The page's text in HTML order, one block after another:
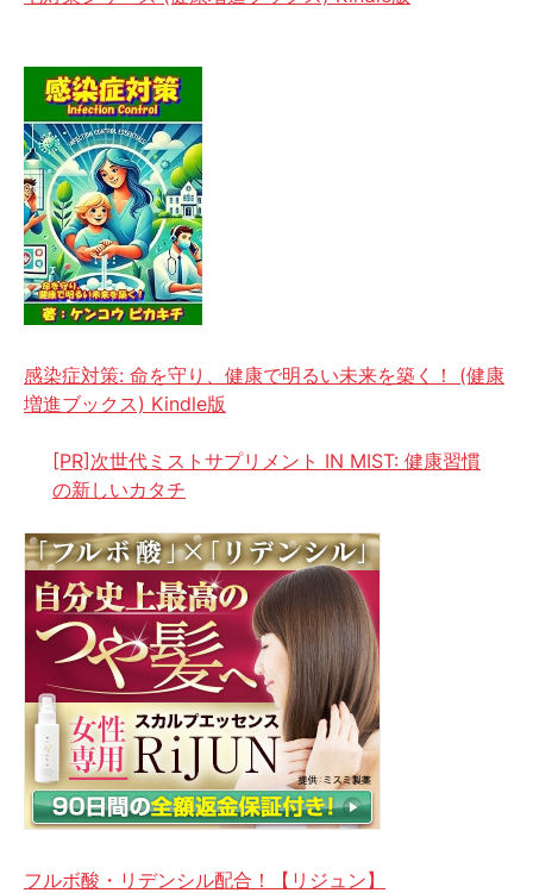
感染症対策: 命を守り、健康で明るい未来を築く！ (健康
増進ブックス) Kindle版
[PR]次世代ミストサプリメント IN MIST: 健康習慣
の新しいカタチ
フルボ酸・リデンシル配合！【リジュン】